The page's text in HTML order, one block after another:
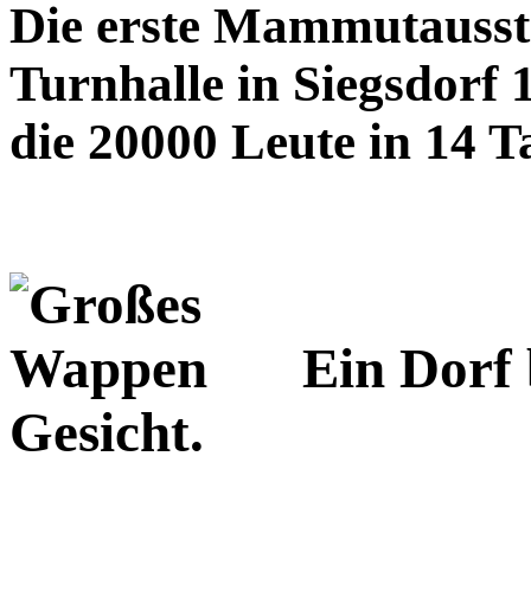
Die erste
Turnhalle in Siegsdorf
die 20000 Leute in 14
Ein Dorf
Gesicht.